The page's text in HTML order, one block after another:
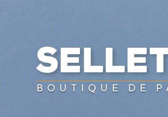
VOILES SELLETTES
BOUTIQUE DE